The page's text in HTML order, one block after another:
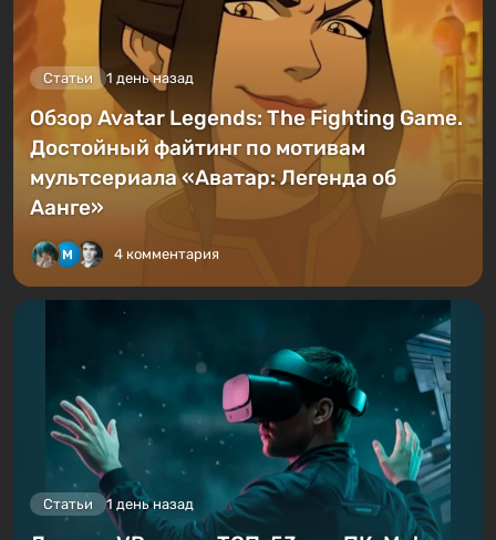
Статьи 1 день назад
Обзор Avatar Legends: The Fighting Game.
Достойный файтинг по мотивам
мультсериала «Аватар: Легенда об
Аанге»
4 комментария
Статьи 1 день назад